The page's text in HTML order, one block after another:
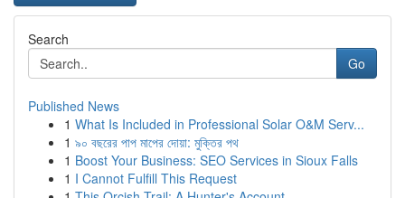
Search
Go
Published News
1 What Is Included in Professional Solar O&M Serv...
1 ৯০ বছরের পাপ মাপের দোয়া: মুক্তির পথ
1 Boost Your Business: SEO Services in Sioux Falls
1 I Cannot Fulfill This Request